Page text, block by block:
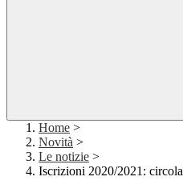
Home >
Novità >
Le notizie >
Iscrizioni 2020/2021: